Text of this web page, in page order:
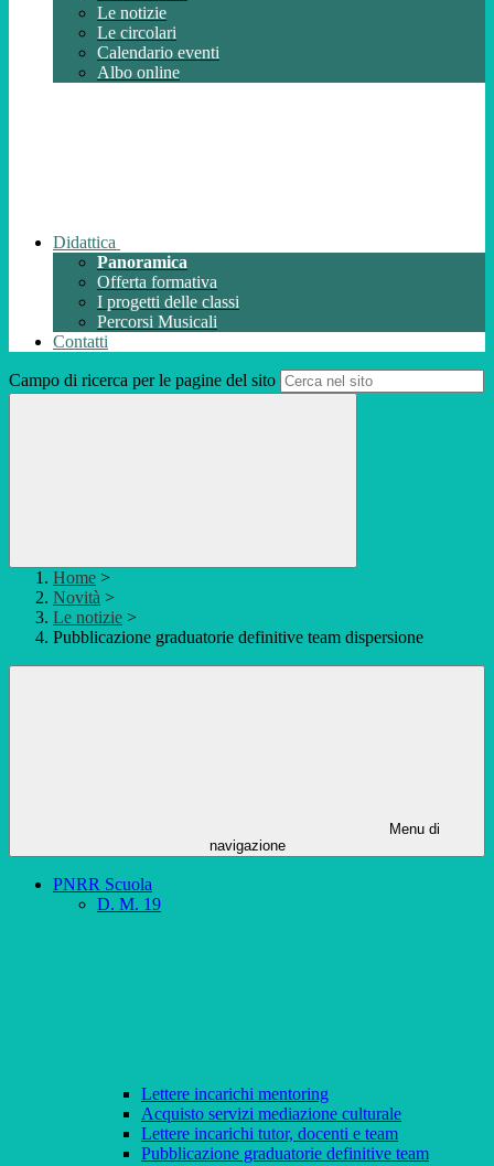
Le notizie
Le circolari
Calendario eventi
Albo online
Didattica
Panoramica
Offerta formativa
I progetti delle classi
Percorsi Musicali
Contatti
Campo di ricerca per le pagine del sito
Home >
Novità >
Le notizie >
Pubblicazione graduatorie definitive team dispersione
Menu di
navigazione
PNRR Scuola
D. M. 19
Lettere incarichi mentoring
Acquisto servizi mediazione culturale
Lettere incarichi tutor, docenti e team
Pubblicazione graduatorie definitive team